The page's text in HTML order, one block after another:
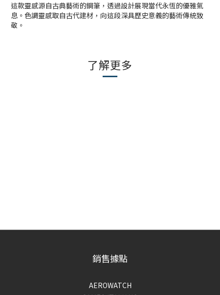
這款靈感源自古典藝術的鋼筆，透過設計展現當代永恆的優雅氣
息。色調靈感取自古代建材，向這段深具歷史意義的藝術傳統致
敬。
了解更多
銷售據點
AEROWATCH